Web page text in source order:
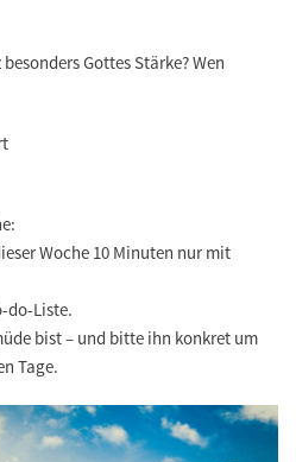
Gottes Stärke? Wen
Woche 10 Minuten nur mit
do-Liste.
bist – und bitte ihn konkret um
Tage.